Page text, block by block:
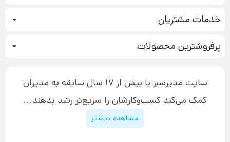
بازاریابی عصبی
تبلیغ نویسی
افزایش عملکرد
چگونه کتاب بنویسیم
دوره اینستاگرام
خدمات مشتریان
آموزش دسترسی به دانلود فایل‌ها
پیگیری سفارش
پشتیبانی
قوانین و مقررات سایت
پرفروشترین محصولاتدوره جدید سیستم سازی
سایت مدیرسبز با بیش از 17 سال سابقه به مدیران
کمک می‌کند کسب‌و‌کارشان را سریع‌تر رشد بدهند...
مشاهده بیشتر